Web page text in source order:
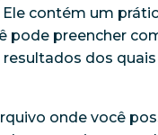
Ele contém um
pode preencher
dos
onde você